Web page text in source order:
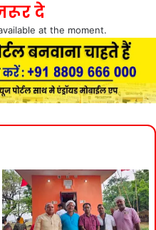
दे
at the moment.